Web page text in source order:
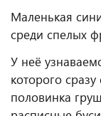
Маленькая
среди спелых
У неё
которого
половинка